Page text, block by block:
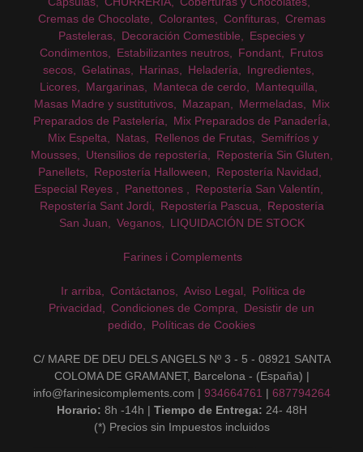
Cremas de Chocolate
Colorantes Confituras
Cremas
Pasteleras
Decoración Comestible
Especies y
Condimentos
Estabilizantes neutros Fondant
Frutos
secos
Gelatinas Harinas Heladería
Ingredientes
Licores
Margarinas Manteca de cerdo
Mantequilla
Masas Madre y sustitutivos
Mazapan Mermeladas
Mix
Preparados de Pastelería
Mix Preparados de PanaderÍa
Mix Espelta
Natas Rellenos de Frutas
Semifríos y
Mousses
Utensilios de repostería
Repostería Sin Gluten
Panellets
Repostería Halloween
Repostería Navidad
Especial Reyes
Panettones
Repostería San Valentín
Repostería Sant Jordi
Repostería Pascua
Repostería
San Juan
Veganos LIQUIDACIÓN DE STOCK
Farines i Complements
Ir arriba Contáctanos Aviso Legal
Política de
Privacidad
Condiciones de Compra
Desistir de un
pedido
Políticas de Cookies
C/ MARE DE DEU DELS ANGELS Nº 3 - 5 - 08921 SANTA
COLOMA DE GRAMANET, Barcelona - (España) |
info@farinesicomplements.com | 934664761 | 687794264
Horario: 8h -14h | Tiempo de Entrega: 24- 48H
(*) Precios sin Impuestos incluidos